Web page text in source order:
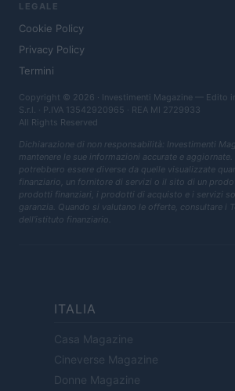
LEGALE
Cookie Policy
Privacy Policy
Termini
Copyright © 2026 · Investimenti Magazine — Edito
S.r.l. · P.IVA 13542920965 · REA MI 2729933
All Rights Reserved
Dichiarazione di non responsabilità: Investimenti
mantenere le sue informazioni accurate e
potrebbero essere diverse da quelle visualizzate
finanziario, un fornitore di servizi o il sito di un
prodotti finanziari, i prodotti di acquisto e i servizi
garanzia. Quando si valutano le offerte, consultare i
dell'istituto finanziario.
ITALIA
Casa Magazine
Cineverse Magazine
Donne Magazine